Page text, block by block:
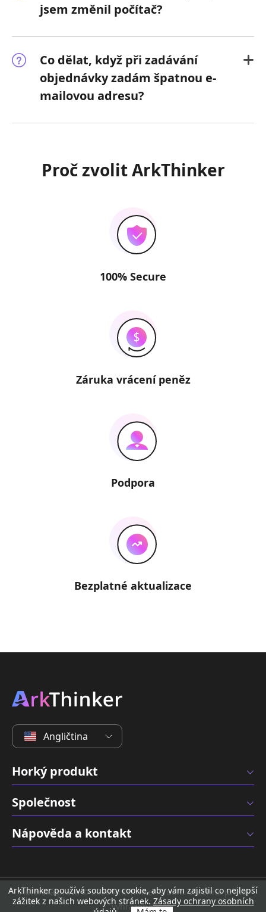
jsem změnil počítač?
Co dělat, když při zadávání
objednávky zadám špatnou e-
mailovou adresu?
Proč zvolit ArkThinker
100% Secure
Záruka vrácení peněz
Podpora
Bezplatné aktualizace
Angličtina
Horký produkt
Společnost
Nápověda a kontakt
Autorská práva © 2026 ArkThinker Studio. Všechna práva
vyhrazena.
ArkThinker používá soubory cookie, aby vám zajistil co nejlepší
zážitek z našich webových stránek. Zásady ochrany osobních